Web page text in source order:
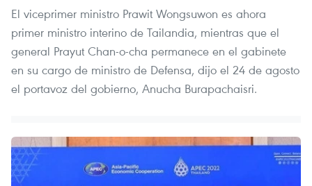
El viceprimer ministro Prawit Wongsuwon es ahora
primer ministro interino de Tailandia, mientras que el
general Prayut Chan-o-cha permanece en el gabinete
en su cargo de ministro de Defensa, dijo el 24 de agosto
el portavoz del gobierno, Anucha Burapachaisri.